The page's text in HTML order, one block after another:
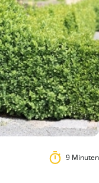
9 Minuten